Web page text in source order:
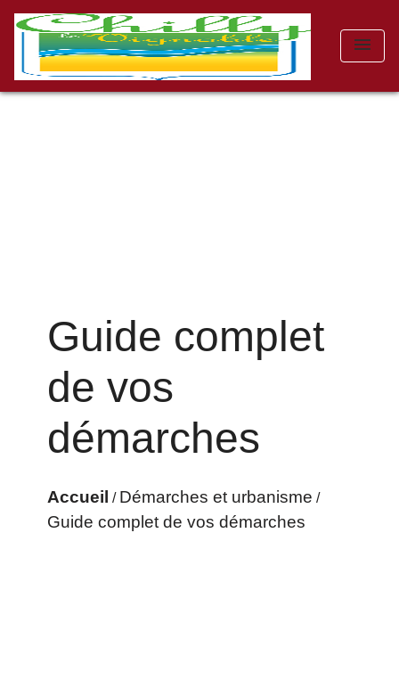
menu
Guide complet
de vos
démarches
Accueil / Démarches et urbanisme /
Guide complet de vos démarches